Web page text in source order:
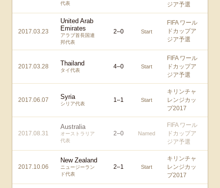
代表
ジア予選
2017.03.23
United Arab
Emirates
アラブ首長国連
邦代表
2–0 Start
FIFA ワール
ドカップア
ジア予選
2017.03.28 Thailand
タイ代表
4–0 Start
FIFA ワール
ドカップア
ジア予選
2017.06.07 Syria
シリア代表
1–1 Start
キリンチャ
レンジカッ
プ2017
2017.08.31
Australia
オーストラリア
代表
2–0 Named
FIFA ワール
ドカップア
ジア予選
2017.10.06
New Zealand
ニュージーラン
ド代表
2–1 Start
キリンチャ
レンジカッ
プ2017